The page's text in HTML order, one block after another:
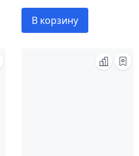
В корзину